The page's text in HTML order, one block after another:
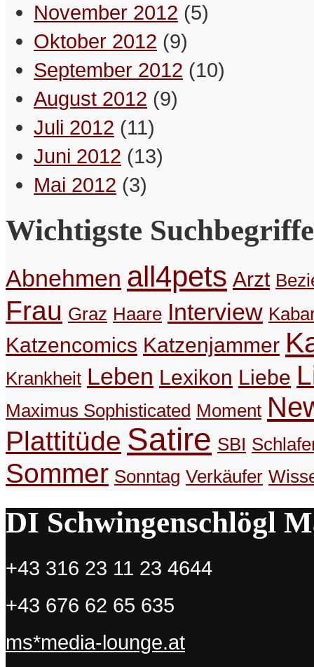
November 2012 (5)
Oktober 2012 (9)
September 2012 (10)
August 2012 (9)
Juli 2012 (11)
Juni 2012 (13)
Mai 2012 (3)
Wichtigste Suchbegriffe
Abnehmen all4pets Arzt
Frau Graz Haare Interview
Katzencomics Katzenjammer
Krankheit Leben Lexikon Liebe
Maximus Sophisticated Moment
Plattitüde Satire SBI
Sommer Sonntag Verkäufer
DI Schwingenschlögl
+43 316 23 11 23 4644
+43 676 62 65 635
ms*media-lounge.at